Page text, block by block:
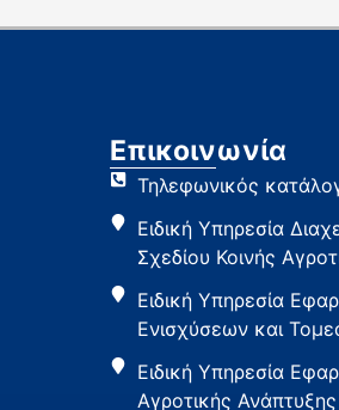
Επικοινωνία
Τηλεφωνικός
Ειδική Υπηρεσία
Σχεδίου Κοινής
Ειδική Υπηρεσία
Ενισχύσεων και
Ειδική Υπηρεσία
Αγροτικής Ανάπτυξης